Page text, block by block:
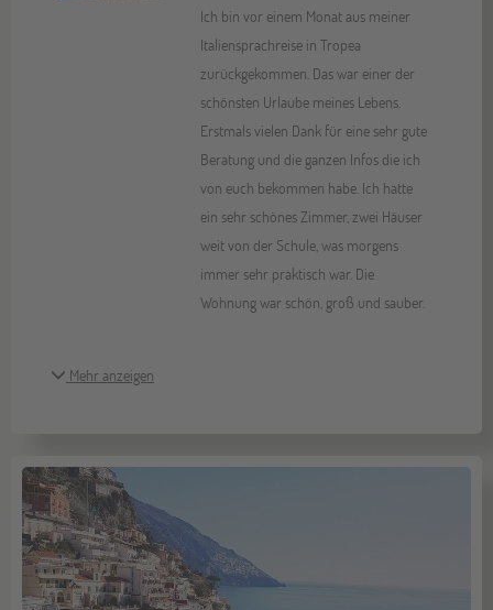
Ich bin vor einem Monat aus meiner
Italiensprachreise in Tropea
zurückgekommen. Das war einer der
schönsten Urlaube meines Lebens.
Erstmals vielen Dank für eine sehr gute
Beratung und die ganzen Infos die ich
von euch bekommen habe. Ich hatte
ein sehr schönes Zimmer, zwei Häuser
weit von der Schule, was morgens
immer sehr praktisch war. Die
Wohnung war schön, groß und sauber.
Mehr anzeigen